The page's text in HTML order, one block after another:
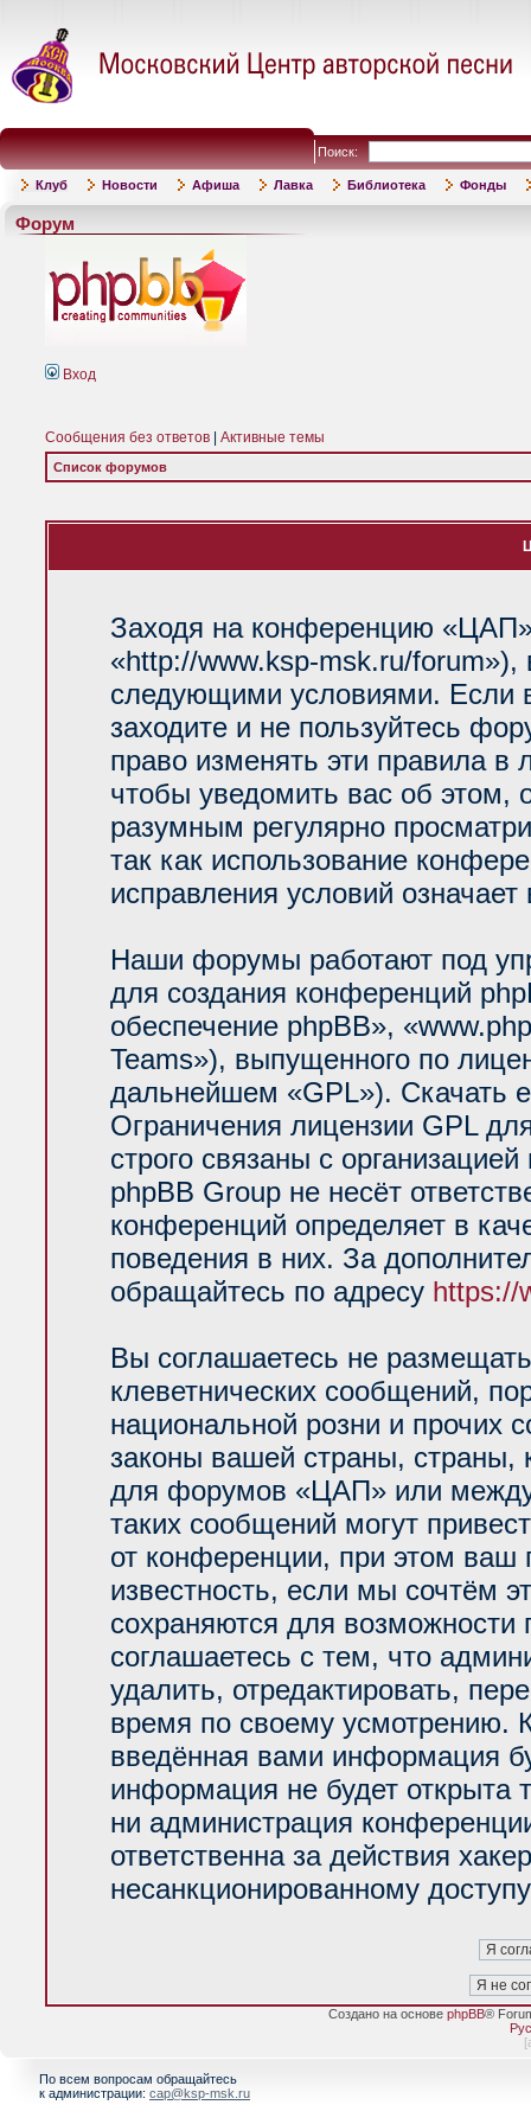
Поиск:
Клуб Новости Афиша Лавка Библиотека Фонды
Форум
Вход
Сообщения без ответов Активные темы
Список форумов
Заходя на конференцию
«http://www.ksp-msk.ru/forum»),
следующими условиями. Если
заходите и не пользуйтесь
право изменять эти правила
чтобы уведомить вас об
разумным регулярно
так как использование
исправления условий
Наши форумы работают под
для создания конференций
обеспечение phpBB»,
Teams»), выпущенного по
дальнейшем «GPL»). Скачать
Ограничения лицензии GPL
строго связаны с
phpBB Group не несёт
конференций определяет в
поведения в них. За
обращайтесь по адресу https://
Вы соглашаетесь не
клеветнических сообщений,
национальной розни и прочих
законы вашей страны, страны,
для форумов «ЦАП» или
таких сообщений могут
от конференции, при этом ваш
известность, если мы сочтём
сохраняются для возможности
соглашаетесь с тем, что
удалить, отредактировать,
время по своему усмотрению.
введённая вами информация
информация не будет открыта
ни администрация
ответственна за действия
несанкционированному
Создано на основе phpBB®
[
По всем вопросам обращайтесь
к администрации: cap@ksp-msk.ru